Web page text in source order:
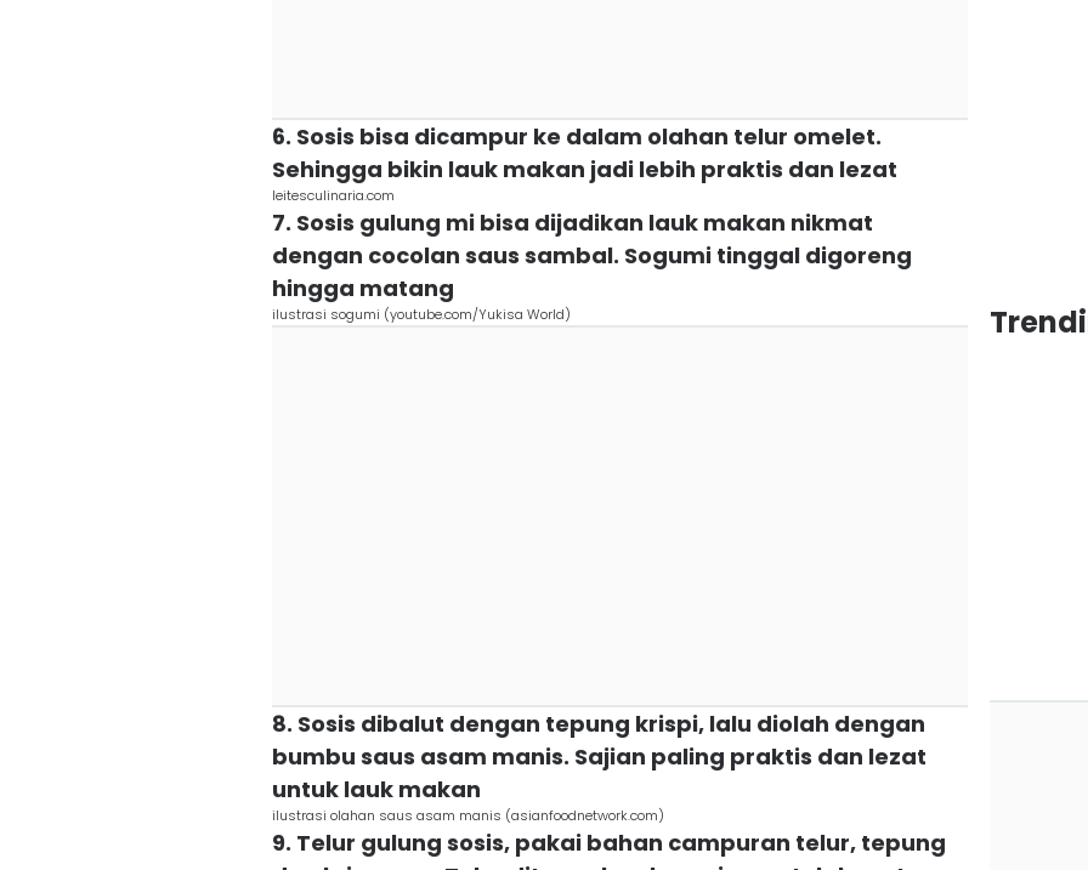
6. Sosis bisa dicampur ke dalam olahan telur omelet.
Sehingga bikin lauk makan jadi lebih praktis dan lezat
leitesculinaria.com
7. Sosis gulung mi bisa dijadikan lauk makan nikmat
dengan cocolan saus sambal. Sogumi tinggal digoreng
hingga matang
ilustrasi sogumi (youtube.com/Yukisa World)
8. Sosis dibalut dengan tepung krispi, lalu diolah dengan
bumbu saus asam manis. Sajian paling praktis dan lezat
untuk lauk makan
ilustrasi olahan saus asam manis (asianfoodnetwork.com)
9. Telur gulung sosis, pakai bahan campuran telur, tepung